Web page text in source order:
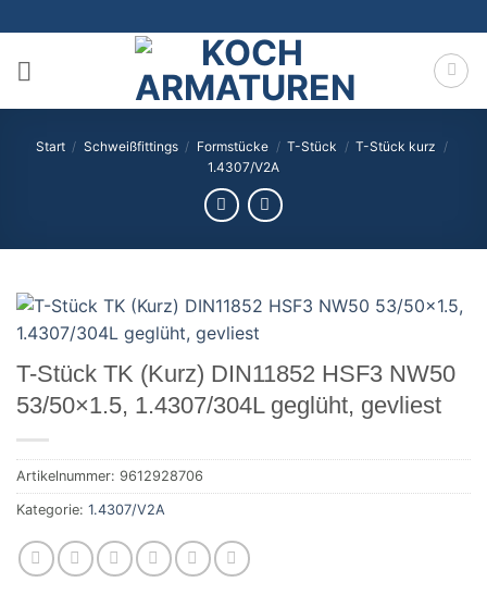
Inhalt
springen
Start / Schweißfittings / Formstücke / T-Stück / T-Stück kurz /
1.4307/V2A
T-Stück TK (Kurz) DIN11852 HSF3 NW50
53/50×1.5, 1.4307/304L geglüht, gevliest
Artikelnummer: 9612928706
Kategorie: 1.4307/V2A